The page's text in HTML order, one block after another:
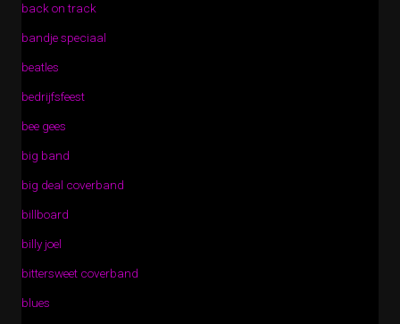
back on track
bandje speciaal
beatles
bedrijfsfeest
bee gees
big band
big deal coverband
billboard
billy joel
bittersweet coverband
blues